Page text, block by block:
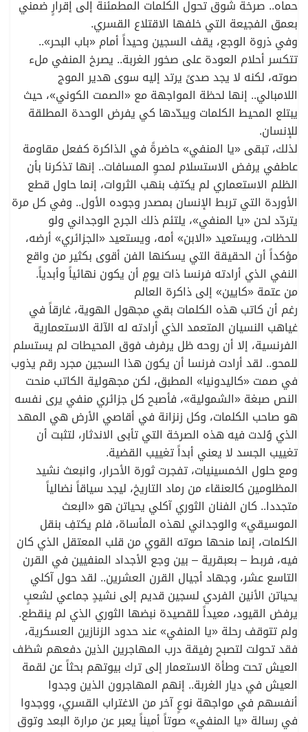
حماه.. صرخة شوق تحول الكلمات المطمئنة إلى إقرارٍ ضمني
بعمق الفجيعة التي خلفها الاقتلاع القسري.
وفي ذروة الوجع، يقف السجين وحيداً أمام «باب البحر»..
تتكسر أحلام العودة على صخور الغربة.. يصرخ المنفي ملء
صوته، لكنه لا يجد صدىً يرتد إليه سوى هدير الموج
اللامبالي.. إنها لحظة المواجهة مع «الصمت الكوني»، حيث
يبتلع المحيط الكلمات ويبدّدها كي يفرض الوحدة المطلقة
للإنسان.
لذلك، تبقى «يا المنفي» حاضرةً في الذاكرة كفعل مقاومة
عاطفي يرفض الاستسلام لمحوِ المسافات.. إنها تذكرنا بأن
الظلم الاستعماري لم يكتفِ بنهب الثروات، إنما حاول قطع
الأوردة التي تربط الإنسان بمصدر وجوده الأول.. وفي كل مرة
يتردّد لحن «يا المنفي»، يلتئم ذلك الجرح الوجداني ولو
للحظات، ويستعيد «الابن» أمه، ويستعيد «الجزائري» أرضه،
مؤكداً أن الحقيقة التي يسكنها الفن أقوى بكثير من واقع
النفي الذي أرادته فرنسا ذات يومٍ أن يكون نهائياً وأبدياً.
من عتمة «كايين» إلى ذاكرة العالم
رغم أن كاتب هذه الكلمات بقي مجهول الهوية، غارقاً في
غياهب النسيان المتعمد الذي أرادته له الآلة الاستعمارية
الفرنسية، إلا أن روحه ظل يرفرف فوق المحيطات لم يستسلم
للمحو.. لقد أرادت فرنسا أن يكون هذا السجين مجرد رقم يذوب
في صمت «كاليدونيا» المطبق، لكن مجهولية الكاتب منحت
النص صبغة «الشمولية»، فأصبح كل جزائري منفي يرى نفسه
هو صاحب الكلمات، وكل زنزانة في أقاصي الأرض هي المهد
الذي وُلدت فيه هذه الصرخة التي تأبى الاندثار، لتثبت أن
تغييب الجسد لا يعني أبداً تغييب القضية.
ومع حلول الخمسينيات، تفجرت ثورة الأحرار، وانبعث نشيد
المظلومين كالعنقاء من رماد التاريخ، ليجد سياقاً نضالياً
متجددا.. كان الفنان الثوري آكلي يحياتن هو «البعث
الموسيقي» والوجداني لهذه المأساة، فلم يكتفِ بنقل
الكلمات، إنما منحها صوته القوي من قلب المعتقل الذي كان
فيه، فربط – بعبقرية – بين وجع الأجداد المنفيين في القرن
التاسع عشر، وجهاد أجيال القرن العشرين.. لقد حول آكلي
يحياتن الأنين الفردي لسجين قديم إلى نشيدٍ جماعي لشعبٍ
يرفض القيود، معيداً للقصيدة نبضها الثوري الذي لم ينقطع.
ولم تتوقف رحلة «يا المنفي» عند حدود الزنازين العسكرية،
فقد تحولت لتصبح رفيقة درب المهاجرين الذين دفعهم شظف
العيش تحت وطأة الاستعمار إلى ترك بيوتهم بحثاً عن لقمة
العيش في ديار الغربة.. إنهم المهاجرون الذين وجدوا
أنفسهم في مواجهة نوعٍ آخر من الاغتراب القسري، ووجدوا
في رسالة «يا المنفي» صوتاً أميناً يعبر عن مرارة البعد وتوق